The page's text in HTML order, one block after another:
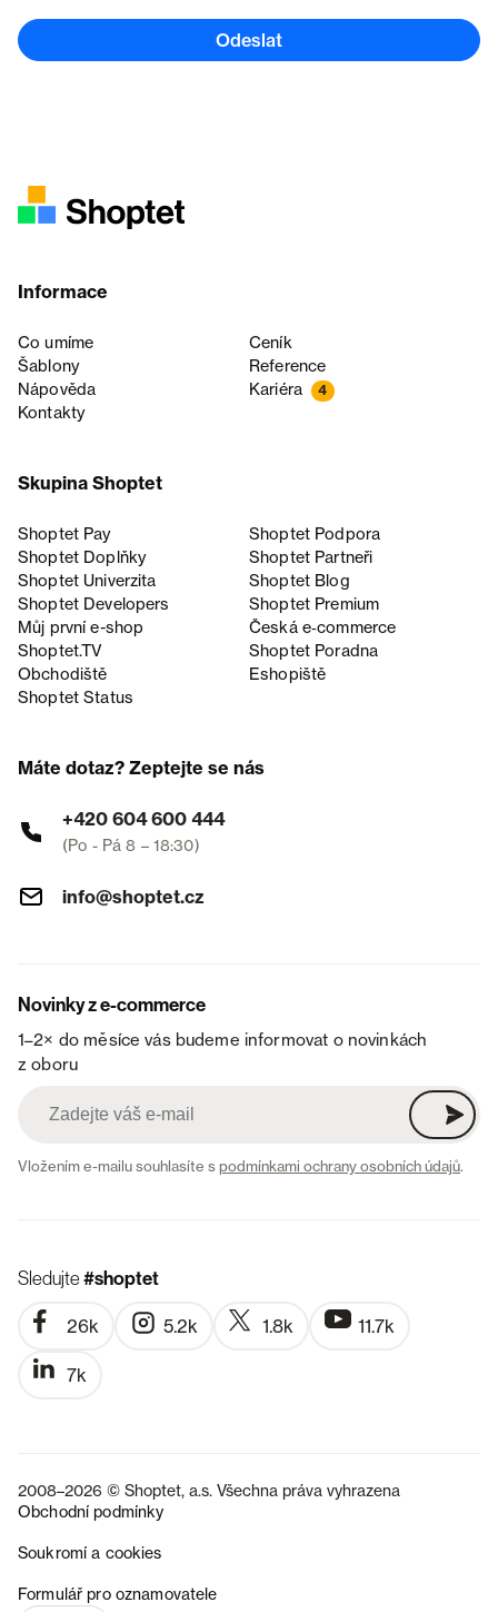
Odeslat
Informace
Co umíme
Ceník
Šablony
Reference
Nápověda
Kariéra 4
Kontakty
Skupina Shoptet
Shoptet Pay
Shoptet Podpora
Shoptet Doplňky
Shoptet Partneři
Shoptet Univerzita
Shoptet Blog
Shoptet Developers
Shoptet Premium
Můj první e-shop
Česká e‑commerce
Shoptet.TV
Shoptet Poradna
Obchodiště
Eshopiště
Shoptet Status
Máte dotaz? Zeptejte se nás
+420 604 600 444
(Po - Pá 8 – 18:30)
info@shoptet.cz
Novinky z e-commerce
1–2× do měsíce vás budeme informovat o novinkách
z oboru
Vložením e-mailu souhlasíte spodmínkami ochrany osobních údajů.
Sledujte#shoptet
26k 5.2k 1.8k 11.7k
7k
2008–2026 © Shoptet, a.s. Všechna práva vyhrazena
Obchodní podmínky
Soukromí a cookies
Formulář pro oznamovatele